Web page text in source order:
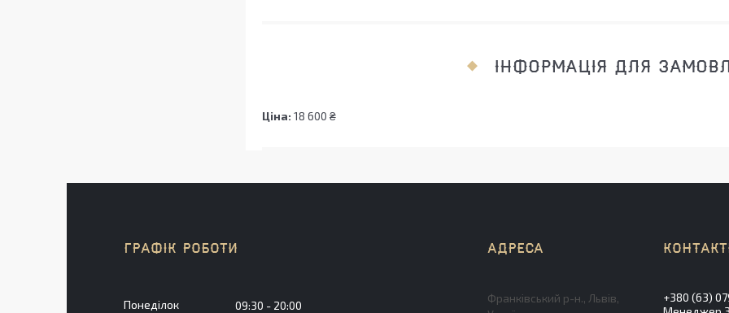
ІНФОРМАЦІЯ ДЛЯ
Ціна: 18 600 ₴
ГРАФІК РОБОТИ
Понеділок 09:30 20:00
Франківський р-н., Львів,
+380 (63)